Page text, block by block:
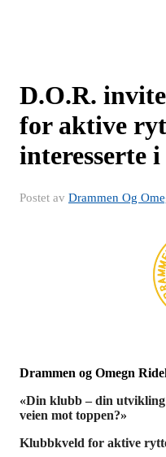
D.O.R.
for aktive
interesserte
Postet av Drammen Og
Drammen og Omegn
«Din klubb – din
veien mot toppen?»
Klubbkveld for aktive